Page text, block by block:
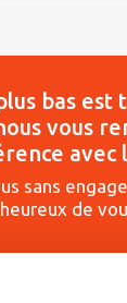
bas est
vous
avec
sans
heureux de